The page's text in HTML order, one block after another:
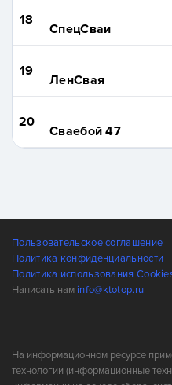
18
СпецСваи
19
ЛенСвая
20
Сваебой 47
Пользовательское соглашение
Политика конфиденциальности
Политика использования
Написать нам info@ktotop.ru
На информационном ресурсе
технологии (информационные